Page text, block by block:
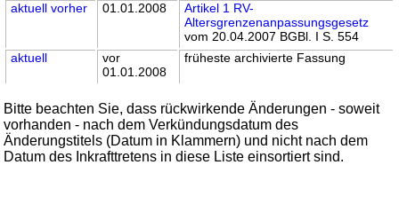
aktuell vorher 01.01.2008
Artikel 1 RV-
Altersgrenzenanpassungsgesetz
vom 20.04.2007 BGBl. I S. 554
aktuell
vor
01.01.2008
früheste archivierte Fassung
Bitte beachten Sie, dass rückwirkende Änderungen - soweit
vorhanden - nach dem Verkündungsdatum des
Änderungstitels (Datum in Klammern) und nicht nach dem
Datum des Inkrafttretens in diese Liste einsortiert sind.